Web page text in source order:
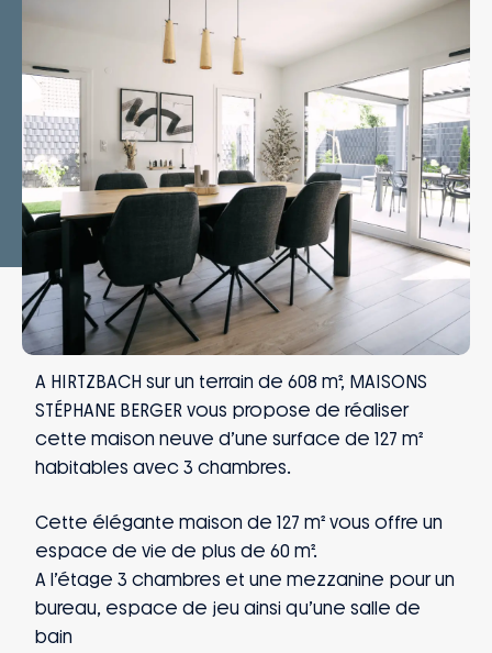
A HIRTZBACH sur un terrain de 608 m², MAISONS
STÉPHANE BERGER vous propose de réaliser
cette maison neuve d’une surface de 127 m²
habitables avec 3 chambres.
Cette élégante maison de 127 m² vous offre un
espace de vie de plus de 60 m².
A l’étage 3 chambres et une mezzanine pour un
bureau, espace de jeu ainsi qu’une salle de
bain